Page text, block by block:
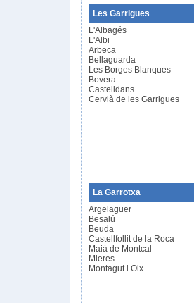
Les Garrigues
L'Albagés
L'Albi
Arbeca
Bellaguarda
Les Borges Blanques
Bovera
Castelldans
Cervià de les Garrigues
La Garrotxa
Argelaguer
Besalú
Beuda
Castellfollit de la Roca
Maià de Montcal
Mieres
Montagut i Oix